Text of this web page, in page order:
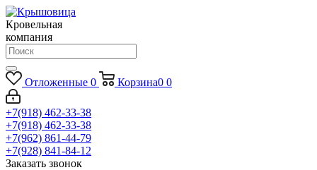
Кровельная
компания
Отложенные 0 Корзина0 0
+7(918) 462-33-38
+7(918) 462-33-38
+7(962) 861-44-79
+7(928) 841-84-12
Заказать звонок